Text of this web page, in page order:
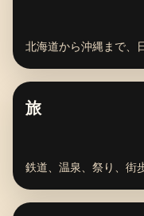
北海道から沖縄まで、
旅
鉄道、温泉、祭り、街